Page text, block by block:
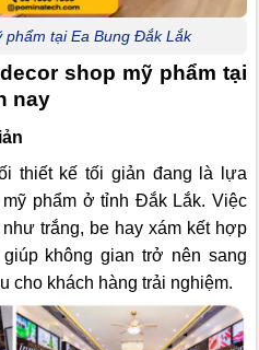
phẩm tại Ea Bung Đắk Lắk
shop mỹ phẩm tại
nay
thiết kế tối giản đang là lựa
phẩm ở tỉnh Đắk Lắk. Việc
trắng, be hay xám kết hợp
không gian trở nên sang
cho khách hàng trải nghiệm.